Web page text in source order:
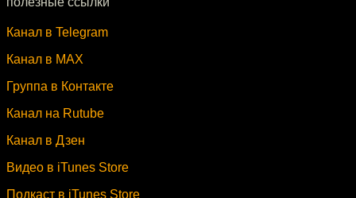
Канал в Telegram
Канал в MAX
Группа в Контакте
Канал на Rutube
Канал в Дзен
Видео в iTunes Store
Подкаст в iTunes Store